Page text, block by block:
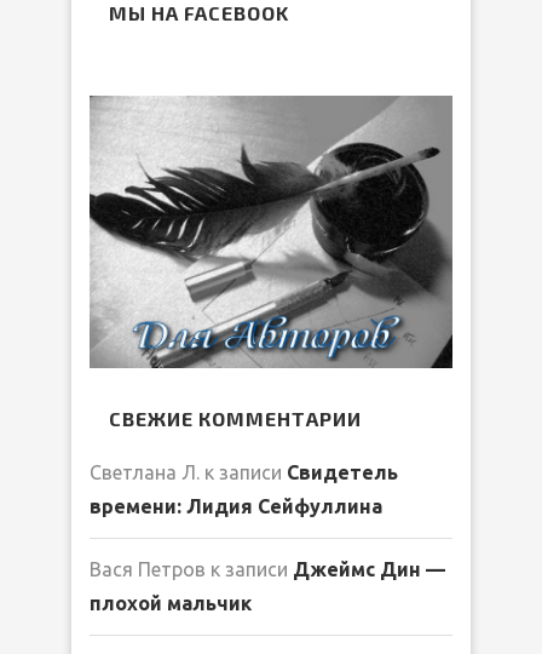
МЫ НА FACEBOOK
СВЕЖИЕ КОММЕНТАРИИ
Светлана Л. к записи Свидетель
времени: Лидия Сейфуллина
Вася Петров к записи Джеймс Дин —
плохой мальчик